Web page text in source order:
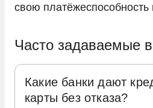
свою платёжеспособность
Часто задаваемые
Какие банки дают
карты без отказа?